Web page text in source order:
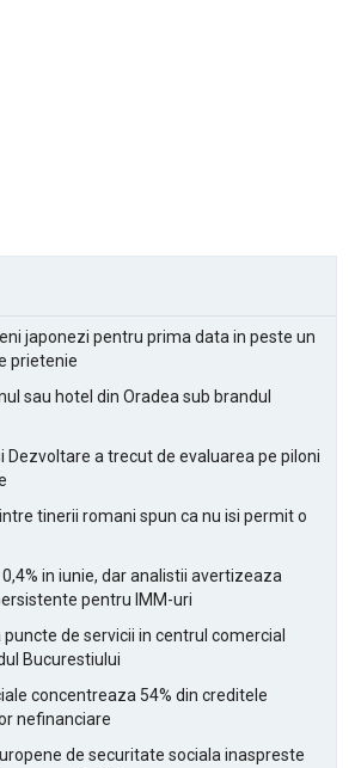
japonezi pentru prima data in peste un
prietenie
sau hotel din Oradea sub brandul
Dezvoltare a trecut de evaluarea pe piloni
tinerii romani spun ca nu isi permit o
in iunie, dar analistii avertizeaza
pentru IMM-uri
puncte de servicii in centrul comercial
Bucurestiului
concentreaza 54% din creditele
nefinanciare
de securitate sociala inaspreste